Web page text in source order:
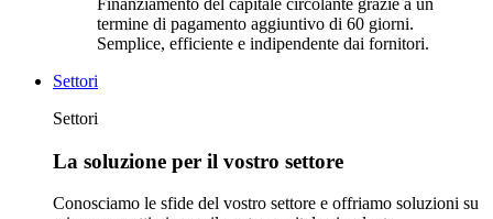
termine di pagamento aggiuntivo di 60 giorni.
Semplice, efficiente e indipendente dai fornitori.
Settori
Settori
La soluzione per il vostro settore
Conosciamo le sfide del vostro settore e offriamo soluzioni su